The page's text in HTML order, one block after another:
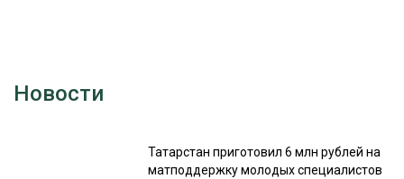
Новости
Татарстан приготовил 6 млн рублей на
матподдержку молодых специалистов